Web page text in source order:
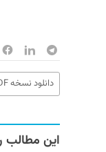
دانلود نسخه PDF
این مطالب